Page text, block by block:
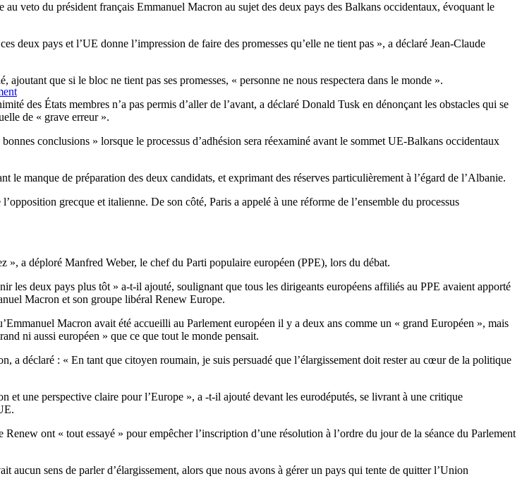
veto du président français Emmanuel Macron au sujet des deux pays des Balkans occidentaux, évoquant le
deux pays et l’UE donne l’impression de faire des promesses qu’elle ne tient pas », a déclaré Jean-Claude
que si le bloc ne tient pas ses promesses, « personne ne nous respectera dans le monde ».
des États membres n’a pas permis d’aller de l’avant, a déclaré Donald Tusk en dénonçant les obstacles qui se
de « grave erreur ».
conclusions » lorsque le processus d’adhésion sera réexaminé avant le sommet UE-Balkans occidentaux
le manque de préparation des deux candidats, et exprimant des réserves particulièrement à l’égard de l’Albanie.
grecque et italienne. De son côté, Paris a appelé à une réforme de l’ensemble du processus
», a déploré Manfred Weber, le chef du Parti populaire européen (PPE), lors du débat.
les deux pays plus tôt » a-t-il ajouté, soulignant que tous les dirigeants européens affiliés au PPE avaient apporté
Macron et son groupe libéral Renew Europe.
Macron avait été accueilli au Parlement européen il y a deux ans comme un « grand Européen », mais
ni aussi européen » que ce que tout le monde pensait.
déclaré : « En tant que citoyen roumain, je suis persuadé que l’élargissement doit rester au cœur de la politique
et une perspective claire pour l’Europe », a -t-il ajouté devant les eurodéputés, se livrant à une critique
Renew ont « tout essayé » pour empêcher l’inscription d’une résolution à l’ordre du jour de la séance du Parlement
aucun sens de parler d’élargissement, alors que nous avons à gérer un pays qui tente de quitter l’Union